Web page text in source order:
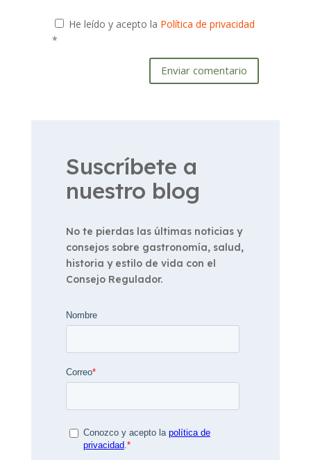
He leído y acepto la Política de privacidad
*
Enviar comentario
Suscríbete a
nuestro blog
No te pierdas las últimas noticias y
consejos sobre gastronomía, salud,
historia y estilo de vida con el
Consejo Regulador.